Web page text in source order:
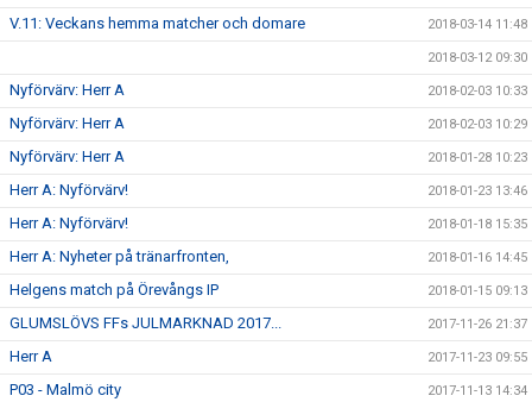
V.11: Veckans hemma matcher och domare 2018-03-14 11:48
2018-03-12 09:30
Nyförvärv: Herr A 2018-02-03 10:33
Nyförvärv: Herr A 2018-02-03 10:29
Nyförvärv: Herr A 2018-01-28 10:23
Herr A: Nyförvärv! 2018-01-23 13:46
Herr A: Nyförvärv! 2018-01-18 15:35
Herr A: Nyheter på tränarfronten, 2018-01-16 14:45
Helgens match på Örevångs IP 2018-01-15 09:13
GLUMSLÖVS FFs JULMARKNAD 2017... 2017-11-26 21:37
Herr A 2017-11-23 09:55
P03 - Malmö city 2017-11-13 14:34